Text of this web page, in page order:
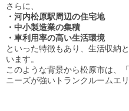
さらに、
・河内松原駅周辺の住宅地
・中小製造業の集積
・車利用率の高い生活環境
といった特徴もあり、生活収納
います。
このような背景から松原市は、
ニーズが強いトランクルームエ